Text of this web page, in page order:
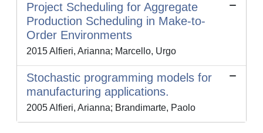
Project Scheduling for Aggregate
Production Scheduling in Make-to-
Order Environments
2015 Alfieri, Arianna; Marcello, Urgo
Stochastic programming models for
manufacturing applications.
2005 Alfieri, Arianna; Brandimarte, Paolo